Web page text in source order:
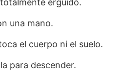
erguido.
una mano.
el cuerpo ni el suelo.
para descender.